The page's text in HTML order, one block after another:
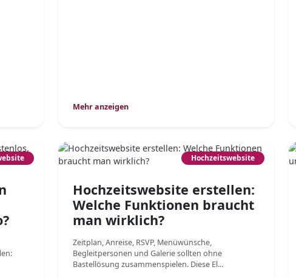
Mehr anzeigen
Hochzeitswebsite
Hochzeitswebsite erstellen:
Welche Funktionen braucht
man wirklich?
Zeitplan, Anreise, RSVP, Menüwünsche,
Begleitpersonen und Galerie sollten ohne
Bastellösung zusammenspielen. Diese El...